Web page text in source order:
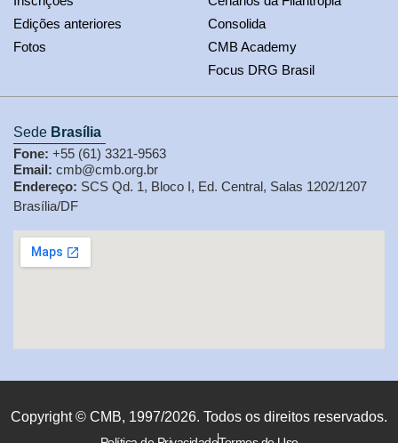
Edições anteriores
Fotos
Consolida
CMB Academy
Focus DRG Brasil
Sede Brasília
Fone: +55 (61) 3321-9563
Email: cmb@cmb.org.br
Endereço: SCS Qd. 1, Bloco I, Ed. Central, Salas 1202/1207
Brasília/DF
Copyright © CMB, 1997/2026. Todos os direitos reservados.